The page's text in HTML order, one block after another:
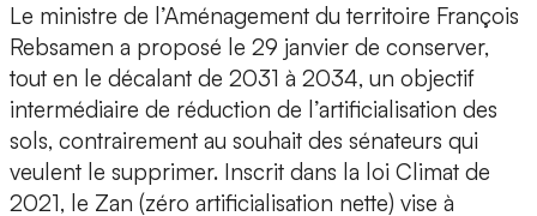
Le ministre de l’Aménagement du territoire François
Rebsamen a proposé le 29 janvier de conserver,
tout en le décalant de 2031 à 2034, un objectif
intermédiaire de réduction de l’artificialisation des
sols, contrairement au souhait des sénateurs qui
veulent le supprimer. Inscrit dans la loi Climat de
2021, le Zan (zéro artificialisation nette) vise à